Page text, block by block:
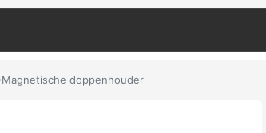
Magnetische doppenhouder